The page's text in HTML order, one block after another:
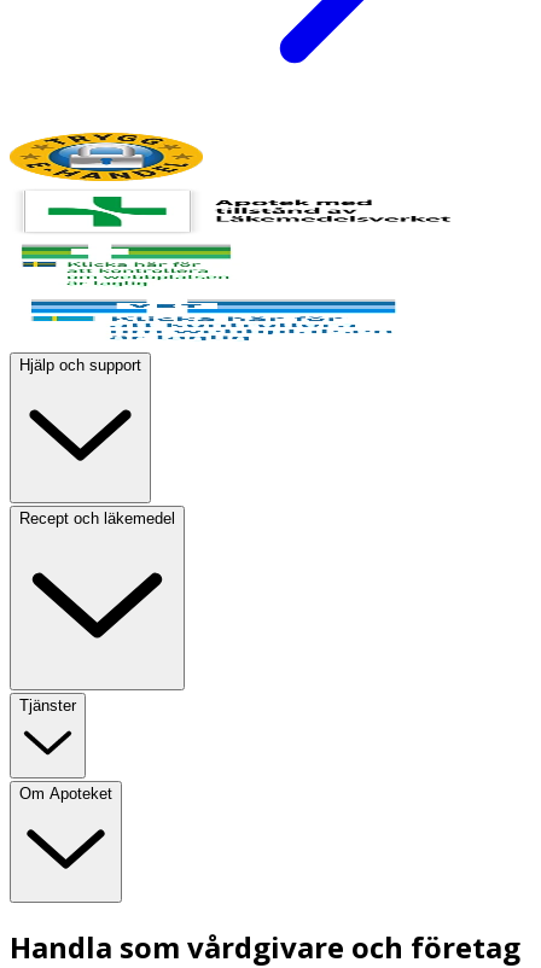
Hjälp och support
Recept och läkemedel
Tjänster
Om Apoteket
Handla som vårdgivare och företag